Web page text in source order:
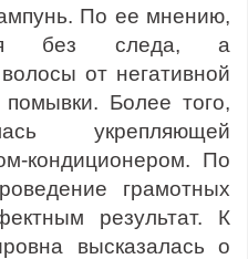
По ее мнению,
без следа, а
от негативной
Более того,
укрепляющей
кондиционером. По
грамотных
результат. К
высказалась о